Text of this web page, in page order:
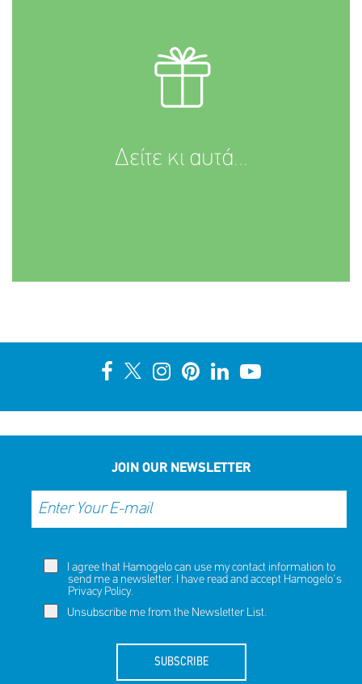
Δείτε κι αυτά...
JOIN OUR NEWSLETTER
I agree that Hamogelo can use my contact information to
send me a newsletter. I have read and accept Hamogelo's
Privacy Policy.
Unsubscribe me from the Newsletter List.
SUBSCRIBE